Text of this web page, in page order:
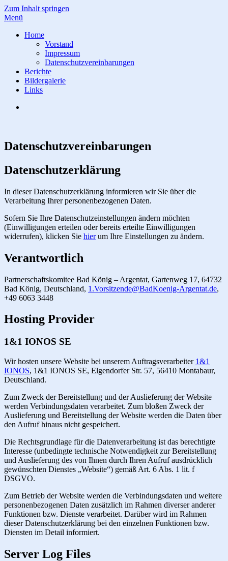
Zum Inhalt springen
Bad König –
Menü
Home
Vorstand
Impressum
Datenschutzvereinbarungen
Berichte
Bildergalerie
Links
Datenschutzvereinbarungen
Datenschutzerklärung
In dieser Datenschutzerklärung informieren wir Sie über die
Verarbeitung Ihrer personenbezogenen Daten.
Sofern Sie Ihre Datenschutzeinstellungen ändern möchten
(Einwilligungen erteilen oder bereits erteilte Einwilligungen
widerrufen), klicken Sie hierum Ihre Einstellungen zu ändern.
Verantwortlich
Partnerschaftskomitee Bad König – Argentat, Gartenweg 17, 64732
Bad König, Deutschland, 1.Vorsitzende@BadKoenig-Argentat.de,
+49 6063 3448
Hosting Provider
1&1 IONOS SE
Wir hosten unsere Website bei unserem Auftragsverarbeiter 1&1
IONOS, 1&1 IONOS SE, Elgendorfer Str. 57, 56410 Montabaur,
Deutschland.
Zum Zweck der Bereitstellung und der Auslieferung der Website
werden Verbindungsdaten verarbeitet. Zum bloßen Zweck der
Auslieferung und Bereitstellung der Website werden die Daten über
den Aufruf hinaus nicht gespeichert.
Die Rechtsgrundlage für die Datenverarbeitung ist das berechtigte
Interesse (unbedingte technische Notwendigkeit zur Bereitstellung
und Auslieferung des von Ihnen durch Ihren Aufruf ausdrücklich
gewünschten Dienstes „Website“) gemäß Art. 6 Abs. 1 lit. f
DSGVO.
Zum Betrieb der Website werden die Verbindungsdaten und weitere
personenbezogenen Daten zusätzlich im Rahmen diverser anderer
Funktionen bzw. Dienste verarbeitet. Darüber wird im Rahmen
dieser Datenschutzerklärung bei den einzelnen Funktionen bzw.
Diensten im Detail informiert.
Server Log Files